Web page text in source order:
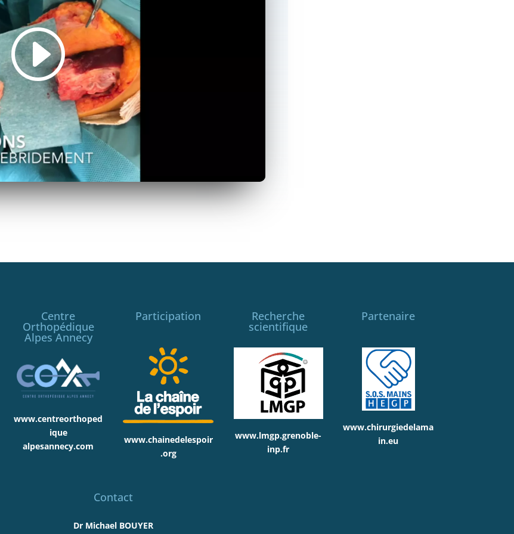
Centre
Orthopédique
Alpes Annecy
www.centreorthoped
ique
alpesannecy.com
Participation
www.chainedelespoir
.org
Recherche
scientifique
www.lmgp.grenoble-
inp.fr
Partenaire
www.chirurgiedelama
in.eu
Contact
Dr Michael BOUYER